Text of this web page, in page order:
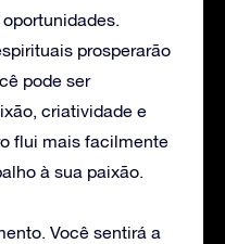
prosperarão
pode ser
criatividade e
flui mais facilmente
à sua paixão.
Você sentirá a